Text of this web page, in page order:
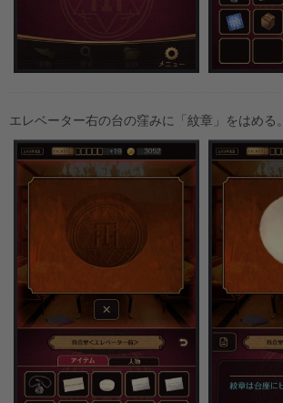
エレベーター右の台の窪みに「紋章」をはめる。